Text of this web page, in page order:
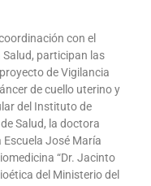
con el
participan las
de Vigilancia
de cuello uterino y
del Instituto de
Salud, la doctora
José María
“Dr. Jacinto
del Ministerio del